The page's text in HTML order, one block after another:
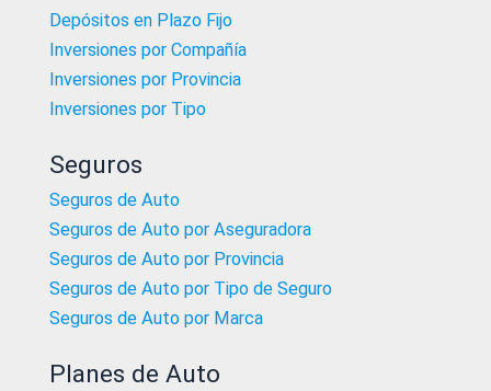
Depósitos en Plazo Fijo
Inversiones por Compañía
Inversiones por Provincia
Inversiones por Tipo
Seguros
Seguros de Auto
Seguros de Auto por Aseguradora
Seguros de Auto por Provincia
Seguros de Auto por Tipo de Seguro
Seguros de Auto por Marca
Planes de Auto